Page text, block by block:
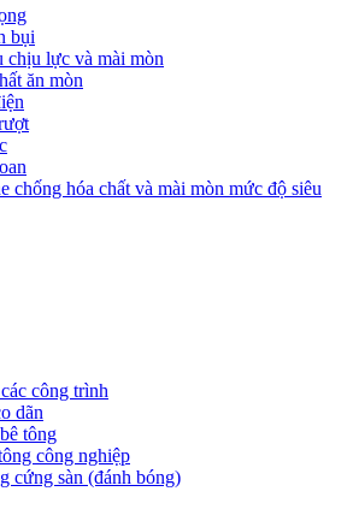
bụi
chịu lực và mài mòn
ăn mòn
chống hóa chất và mài mòn mức độ siêu
công trình
dãn
tông
công nghiệp
cứng sàn (đánh bóng)